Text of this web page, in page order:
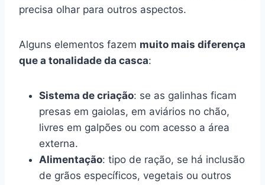
precisa olhar para outros aspectos.
Alguns elementos fazem muito mais diferença
que a tonalidade da casca:
Sistema de criação: se as galinhas ficam
presas em gaiolas, em aviários no chão,
livres em galpões ou com acesso a área
externa.
Alimentação: tipo de ração, se há inclusão
de grãos específicos, vegetais ou outros